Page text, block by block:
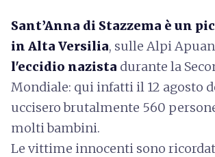
Sant’Anna di Stazzema è un
in Alta Versilia, sulle Alpi
l'eccidio nazista durante la
Mondiale: qui infatti il 12 agosto
uccisero brutalmente 560
molti bambini.
Le vittime innocenti sono